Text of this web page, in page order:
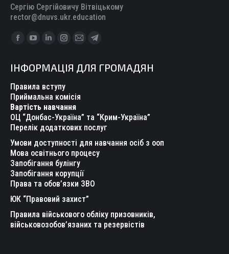
Сергію Сергійовичу Вітвіцькому
rector@dnuvs.ukr.education
Find us on:
Facebook
opens
in
new
window
YouTube
opens
in
new
window
Linkedin
opens
in
new
window
Instagram
opens
in
new
window
Mail
opens
new
Telegram
opens
ІНФОРМАЦІЯ ДЛЯ ГРОМАДЯН
Правила вступу
Приймальна комісія
Вартість навчання
ОЦ “Донбас-Україна” та “Крим-Україна”
Перелік додаткових послуг
Умови доступності для навчання осіб з ооп
Мова освітнього процесу
Запобігання булінгу
Запобігання корупції
Права та обов’язки ЗВО
ЮК “Правовий захист”
Правила військового обліку призовників,
військовозобов’язаних та резервістів